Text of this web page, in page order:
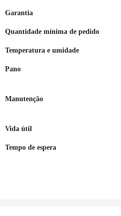
Garantia
Quantidade mínima de pedido
Temperatura e umidade
Pano
Manutenção
Vida útil
Tempo de espera